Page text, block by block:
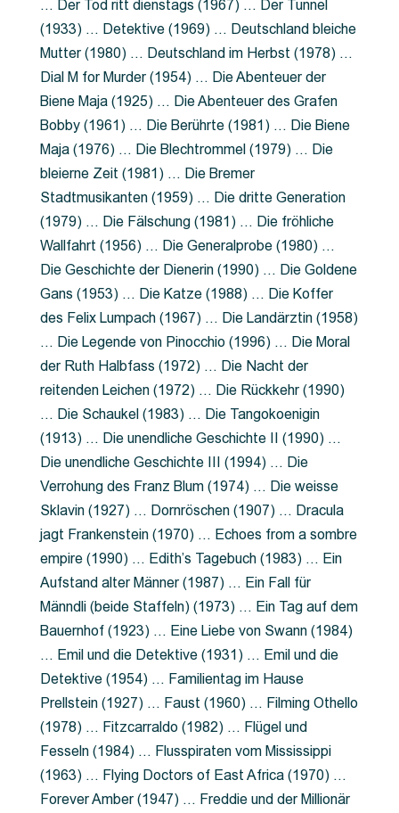
… Der Tod ritt dienstags (1967) … Der Tunnel
(1933) … Detektive (1969) … Deutschland bleiche
Mutter (1980) … Deutschland im Herbst (1978) …
Dial M for Murder (1954) … Die Abenteuer der
Biene Maja (1925) … Die Abenteuer des Grafen
Bobby (1961) … Die Berührte (1981) … Die Biene
Maja (1976) … Die Blechtrommel (1979) … Die
bleierne Zeit (1981) … Die Bremer
Stadtmusikanten (1959) … Die dritte Generation
(1979) … Die Fälschung (1981) … Die fröhliche
Wallfahrt (1956) … Die Generalprobe (1980) …
Die Geschichte der Dienerin (1990) … Die Goldene
Gans (1953) … Die Katze (1988) … Die Koffer
des Felix Lumpach (1967) … Die Landärztin (1958)
… Die Legende von Pinocchio (1996) … Die Moral
der Ruth Halbfass (1972) … Die Nacht der
reitenden Leichen (1972) … Die Rückkehr (1990)
… Die Schaukel (1983) … Die Tangokoenigin
(1913) … Die unendliche Geschichte II (1990) …
Die unendliche Geschichte III (1994) … Die
Verrohung des Franz Blum (1974) … Die weisse
Sklavin (1927) … Dornröschen (1907) … Dracula
jagt Frankenstein (1970) … Echoes from a sombre
empire (1990) … Edith’s Tagebuch (1983) … Ein
Aufstand alter Männer (1987) … Ein Fall für
Männdli (beide Staffeln) (1973) … Ein Tag auf dem
Bauernhof (1923) … Eine Liebe von Swann (1984)
… Emil und die Detektive (1931) … Emil und die
Detektive (1954) … Familientag im Hause
Prellstein (1927) … Faust (1960) … Filming Othello
(1978) … Fitzcarraldo (1982) … Flügel und
Fesseln (1984) … Flusspiraten vom Mississippi
(1963) … Flying Doctors of East Africa (1970) …
Forever Amber (1947) … Freddie und der Millionär